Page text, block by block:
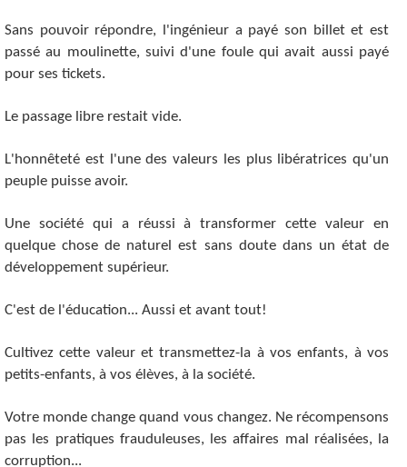
Sans pouvoir répondre, l'ingénieur a payé son billet et est
passé au moulinette, suivi d'une foule qui avait aussi payé
pour ses tickets.
Le passage libre restait vide.
L'honnêteté est l'une des valeurs les plus libératrices qu'un
peuple puisse avoir.
Une société qui a réussi à transformer cette valeur en
quelque chose de naturel est sans doute dans un état de
développement supérieur.
C'est de l'éducation... Aussi et avant tout!
Cultivez cette valeur et transmettez-la à vos enfants, à vos
petits-enfants, à vos élèves, à la société.
Votre monde change quand vous changez. Ne récompensons
pas les pratiques frauduleuses, les affaires mal réalisées, la
corruption...